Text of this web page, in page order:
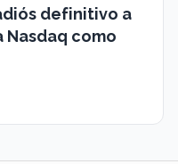
definitivo a
Nasdaq como